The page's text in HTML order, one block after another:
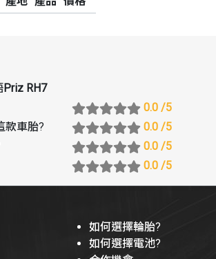
Priz RH7
0.0 /5
款車胎? 0.0 /5
0.0 /5
0.0 /5
如何選擇輪胎?
如何選擇電池?